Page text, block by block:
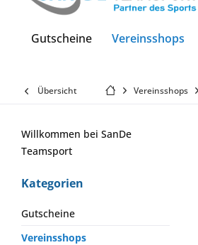
Gutscheine Vereinsshops
Übersicht Vereinsshops
Willkommen bei SanDe
Teamsport
Kategorien
Gutscheine
Vereinsshops